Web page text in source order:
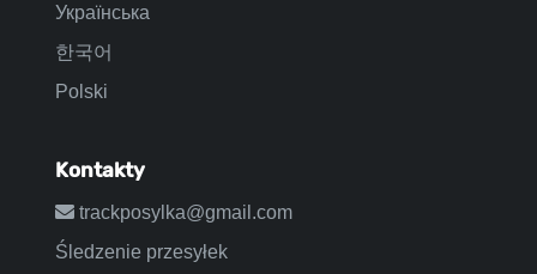
Українська
한국어
Polski
Kontakty
trackposylka@gmail.com
Śledzenie przesyłek